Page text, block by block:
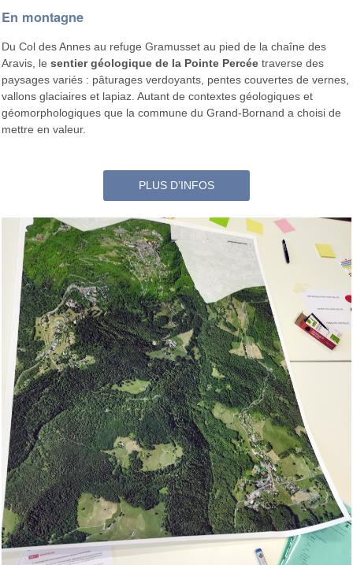
En montagne
Du Col des Annes au refuge Gramusset au pied de la chaîne des
Aravis, le sentier géologique de la Pointe Percée traverse des
paysages variés : pâturages verdoyants, pentes couvertes de vernes,
vallons glaciaires et lapiaz. Autant de contextes géologiques et
géomorphologiques que la commune du Grand-Bornand a choisi de
mettre en valeur.
PLUS D’INFOS